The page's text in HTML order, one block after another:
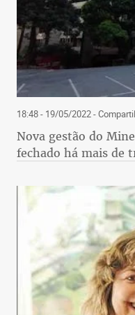
18:48 - 19/05/2022-
Nova gestão do
fechado há mais de